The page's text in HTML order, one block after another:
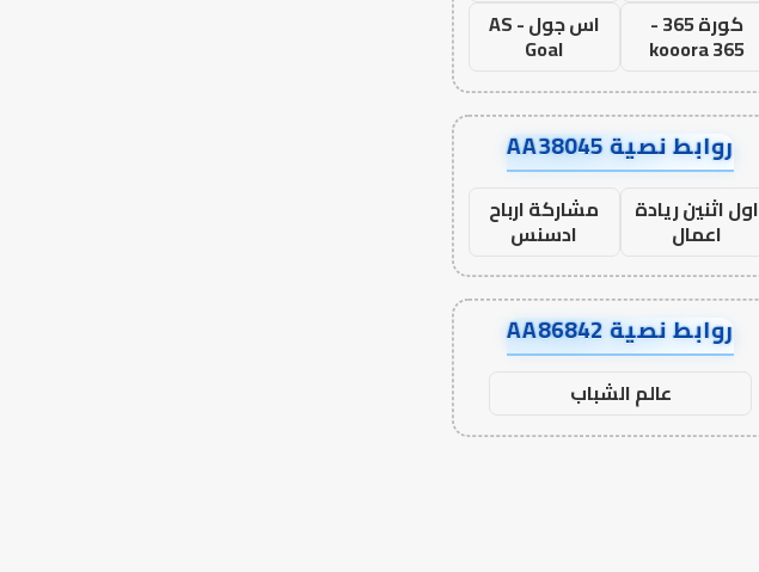
كورة 365 -
kooora 365
اس جول - AS
Goal
روابط نصية AA38045
اول اثنين ريادة
اعمال
مشاركة ارباح
ادسنس
روابط نصية AA86842
عالم الشباب